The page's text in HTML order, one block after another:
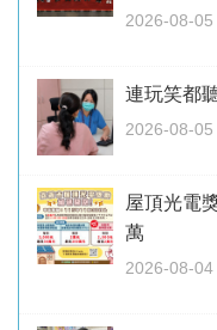
2026-08-05
連玩笑都
2026-08-05
屋頂光電
萬
2026-08-04